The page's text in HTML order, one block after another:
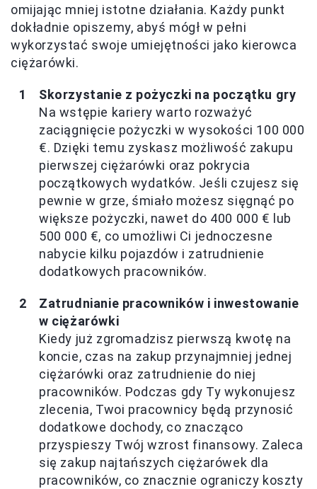
omijając mniej istotne działania. Każdy punkt
dokładnie opiszemy, abyś mógł w pełni
wykorzystać swoje umiejętności jako kierowca
ciężarówki.
Skorzystanie z pożyczki na początku gry
Na wstępie kariery warto rozważyć
zaciągnięcie pożyczki w wysokości 100 000
€. Dzięki temu zyskasz możliwość zakupu
pierwszej ciężarówki oraz pokrycia
początkowych wydatków. Jeśli czujesz się
pewnie w grze, śmiało możesz sięgnąć po
większe pożyczki, nawet do 400 000 € lub
500 000 €, co umożliwi Ci jednoczesne
nabycie kilku pojazdów i zatrudnienie
dodatkowych pracowników.
Zatrudnianie pracowników i inwestowanie
w ciężarówki
Kiedy już zgromadzisz pierwszą kwotę na
koncie, czas na zakup przynajmniej jednej
ciężarówki oraz zatrudnienie do niej
pracowników. Podczas gdy Ty wykonujesz
zlecenia, Twoi pracownicy będą przynosić
dodatkowe dochody, co znacząco
przyspieszy Twój wzrost finansowy. Zaleca
się zakup najtańszych ciężarówek dla
pracowników, co znacznie ograniczy koszty